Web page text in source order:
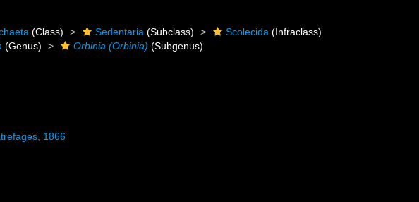
(Class) Sedentaria (Subclass) Scolecida (Infraclass)
(Genus) Orbinia (Orbinia) (Subgenus)
1866